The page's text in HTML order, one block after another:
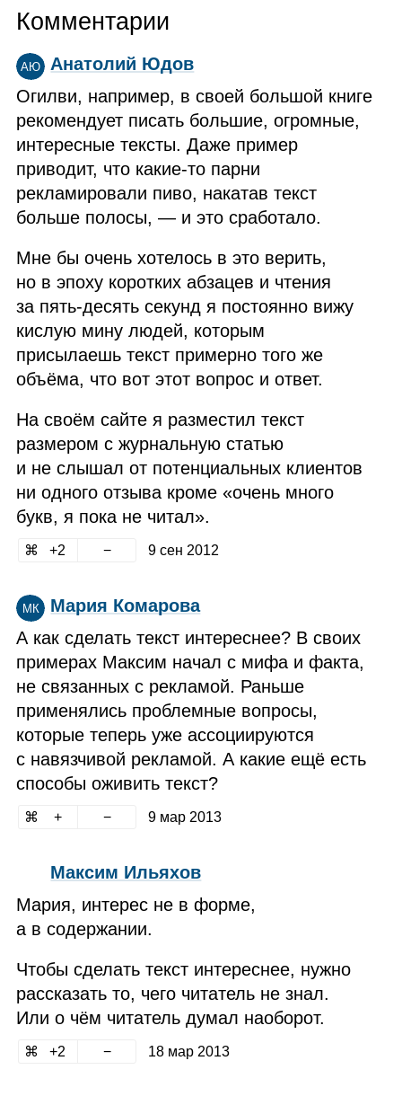
Комментарии
АЮ
Анатолий Юдов
Огилви, например, в своей большой книге
рекомендует писать большие, огромные,
интересные тексты. Даже пример
приводит, что какие‑то парни
рекламировали пиво, накатав текст
больше полосы, — и это сработало.
Мне бы очень хотелось в это верить,
но в эпоху коротких абзацев и чтения
за пять‑десять секунд я постоянно вижу
кислую мину людей, которым
присылаешь текст примерно того же
объёма, что вот этот вопрос и ответ.
На своём сайте я разместил текст
размером с журнальную статью
и не слышал от потенциальных клиентов
ни одного отзыва кроме «очень много
букв, я пока не читал».
2 9 сен 2012
МК
Мария Комарова
А как сделать текст интереснее? В своих
примерах Максим начал с мифа и факта,
не связанных с рекламой. Раньше
применялись проблемные вопросы,
которые теперь уже ассоциируются
с навязчивой рекламой. А какие ещё есть
способы оживить текст?
9 мар 2013
Максим Ильяхов
Мария, интерес не в форме,
а в содержании.
Чтобы сделать текст интереснее, нужно
рассказать то, чего читатель не знал.
Или о чём читатель думал наоборот.
2 18 мар 2013